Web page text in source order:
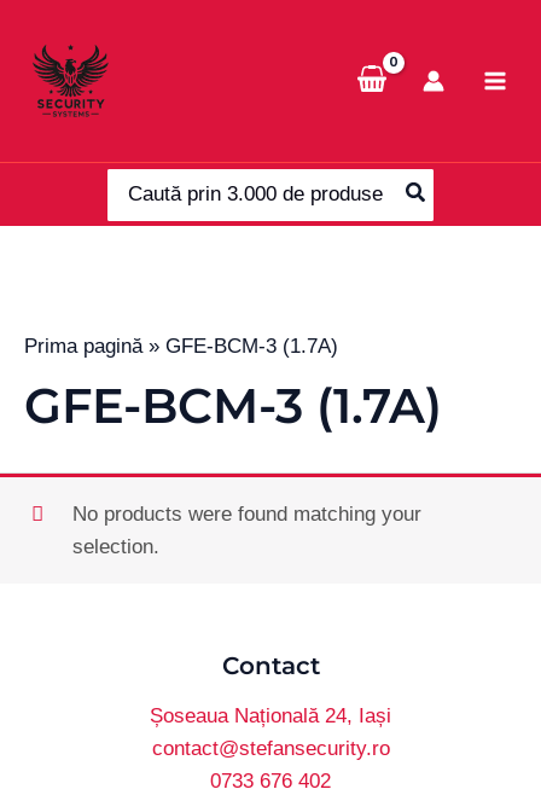
content
for:
Prima pagină» GFE-BCM-3 (1.7A)
GFE-BCM-3 (1.7A)
No products were found matching your
selection.
Contact
Șoseaua Națională 24, Iași
contact@stefansecurity.ro
0733 676 402